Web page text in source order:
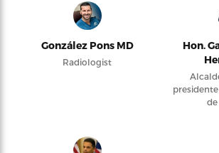
González Pons MD
Radiologist
Hon.